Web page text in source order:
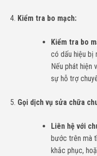
Kiểm tra bo mạch:
Kiểm tra bo
có dấu hiệu bị
Nếu phát hiện
sự hỗ trợ
Gọi dịch vụ sửa chữa
Liên hệ với
bước trên mà
khắc phục,